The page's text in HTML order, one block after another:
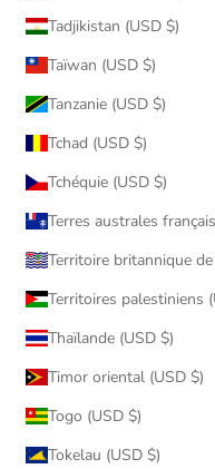
Tadjikistan (USD $)
Taïwan (USD $)
Tanzanie (USD $)
Tchad (USD $)
Tchéquie (USD $)
Terres australes
Territoire britannique de
Territoires palestiniens
Thaïlande (USD $)
Timor oriental (USD $)
Togo (USD $)
Tokelau (USD $)